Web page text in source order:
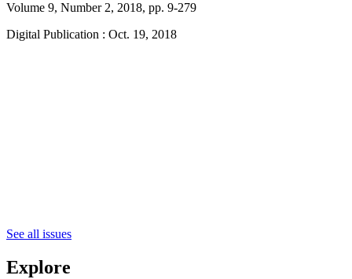
Volume 9, Number 2, 2018, pp. 9-279
Digital Publication : Oct. 19, 2018
See all issues
Explore